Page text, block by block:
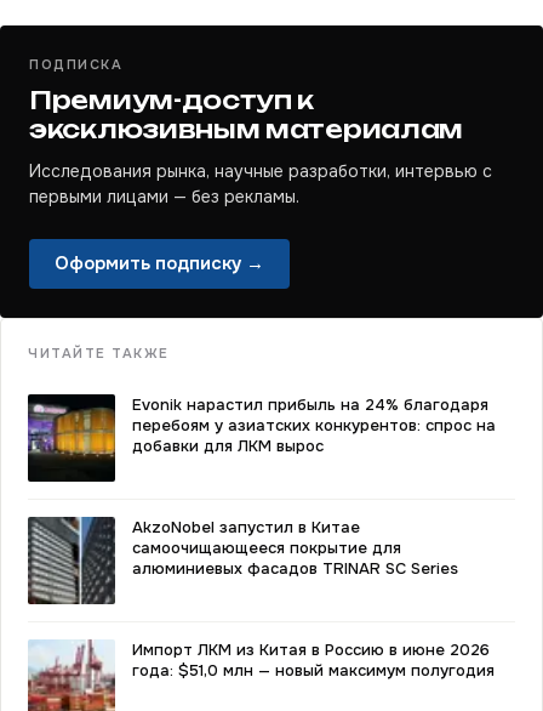
ПОДПИСКА
Премиум-доступ к
эксклюзивным материалам
Исследования рынка, научные разработки, интервью с
первыми лицами — без рекламы.
Оформить подписку →
ЧИТАЙТЕ ТАКЖЕ
Evonik нарастил прибыль на 24% благодаря
перебоям у азиатских конкурентов: спрос на
добавки для ЛКМ вырос
AkzoNobel запустил в Китае
самоочищающееся покрытие для
алюминиевых фасадов TRINAR SC Series
Импорт ЛКМ из Китая в Россию в июне 2026
года: $51,0 млн — новый максимум полугодия